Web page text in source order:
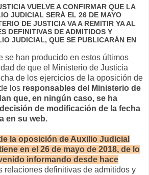
VUELVE A CONFIRMAR QUE LA
JUDICIAL SERÁ EL 26 DE MAYO
DE JUSTICIA VA A REMITIR YA AL
DEFINITIVAS DE ADMITIDOS Y
JUDICIAL, QUE SE PUBLICARÁN EN
se han producido en estos últimos
de que el Ministerio de Justicia
de los ejercicios de la oposición de
los responsables del Ministerio de
que, en ningún caso, se ha
de modificación de la fecha
en su web.
la oposición de Auxilio Judicial
en el 26 de mayo de 2018, de lo
informando desde hace
relaciones definitivas de admitidos y